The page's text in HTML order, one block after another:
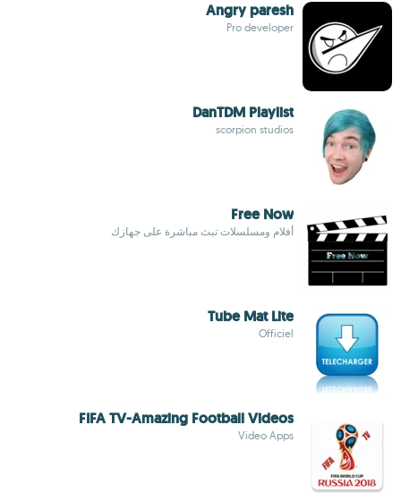
Angry paresh
Pro developer
DanTDM Playlist
scorpion studios
Free Now
أفلام ومسلسلات تبث مباشرة على جهازك
Tube Mat Lite
Officiel
FIFA TV-Amazing Football Videos
Video Apps